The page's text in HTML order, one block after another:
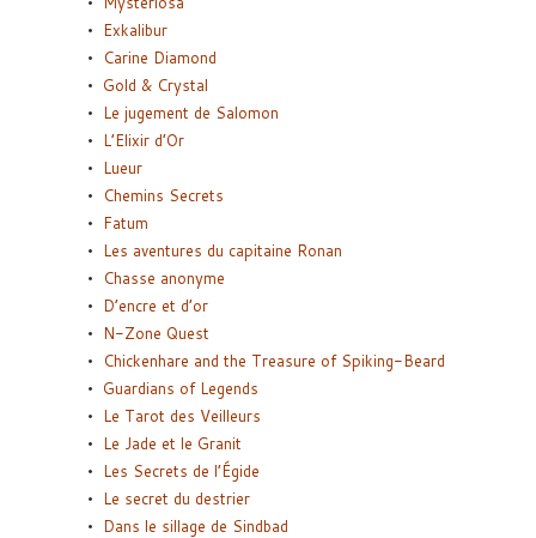
Exkalibur
Carine Diamond
Gold & Crystal
Le jugement de Salomon
L’Elixir d’Or
Lueur
Chemins Secrets
Fatum
Les aventures du capitaine Ronan
Chasse anonyme
D’encre et d’or
N-Zone Quest
Chickenhare and the Treasure of Spiking-Beard
Guardians of Legends
Le Tarot des Veilleurs
Le Jade et le Granit
Les Secrets de l’Égide
Le secret du destrier
Dans le sillage de Sindbad